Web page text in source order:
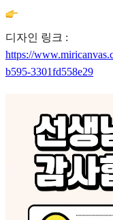
디자인 링크 :
https://
b595-3301fd558e29